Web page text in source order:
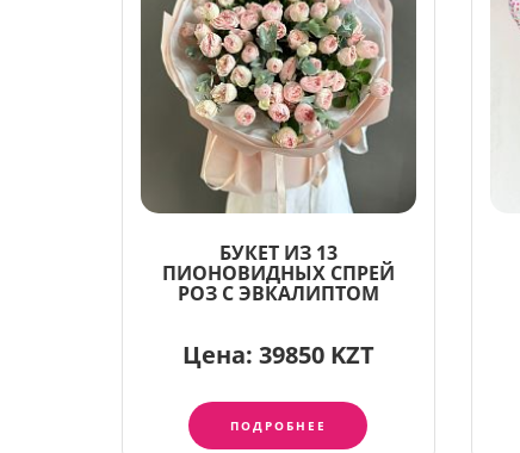
БУКЕТ ИЗ 13
ПИОНОВИДНЫХ СПРЕЙ
РОЗ С ЭВКАЛИПТОМ
Цена: 39850 KZT
ПОДРОБНЕЕ